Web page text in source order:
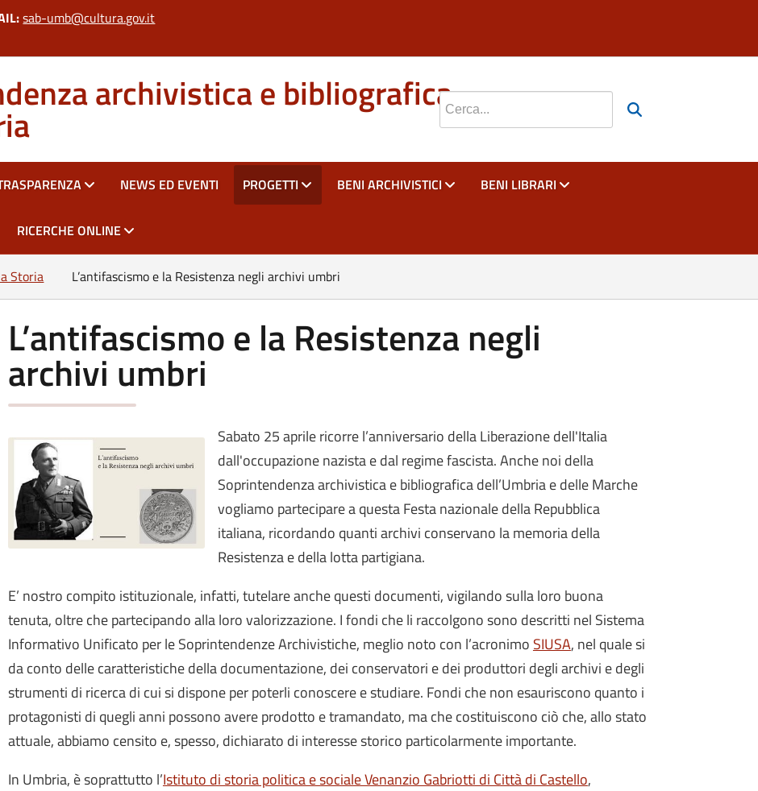
sab-umb@cultura.gov.it
archivistica e bibliografica
NEWS ED EVENTI PROGETTI BENI ARCHIVISTICI BENI LIBRARI
RICERCHE ONLINE
Storia L’antifascismo e la Resistenza negli archivi umbri
L’antifascismo e la Resistenza negli
archivi umbri
Sabato 25 aprile ricorre l’anniversario della Liberazione dell'Italia
dall'occupazione nazista e dal regime fascista. Anche noi della
Soprintendenza archivistica e bibliografica dell’Umbria e delle Marche
vogliamo partecipare a questa Festa nazionale della Repubblica
italiana, ricordando quanti archivi conservano la memoria della
Resistenza e della lotta partigiana.
E’ nostro compito istituzionale, infatti, tutelare anche questi documenti, vigilando sulla loro buona
tenuta, oltre che partecipando alla loro valorizzazione. I fondi che li raccolgono sono descritti nel Sistema
Informativo Unificato per le Soprintendenze Archivistiche, meglio noto con l’acronimo SIUSA, nel quale si
da conto delle caratteristiche della documentazione, dei conservatori e dei produttori degli archivi e degli
strumenti di ricerca di cui si dispone per poterli conoscere e studiare. Fondi che non esauriscono quanto i
protagonisti di quegli anni possono avere prodotto e tramandato, ma che costituiscono ciò che, allo stato
attuale, abbiamo censito e, spesso, dichiarato di interesse storico particolarmente importante.
In Umbria, è soprattutto l’Istituto di storia politica e sociale Venanzio Gabriotti di Città di Castello,